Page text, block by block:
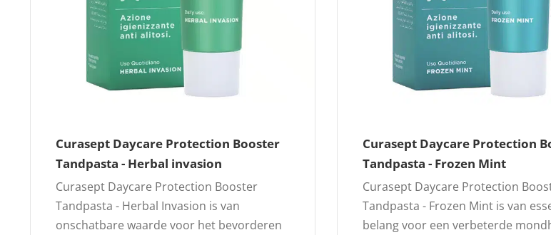
Curasept Daycare Protection Booster
Tandpasta - Herbal invasion
Curasept Daycare Protection Booster
Tandpasta - Herbal Invasion is van
onschatbare waarde voor het bevorderen
Curasept Daycare Protection
Tandpasta - Frozen Mint
Curasept Daycare Protection
Tandpasta - Frozen Mint is van
belang voor een verbeterde